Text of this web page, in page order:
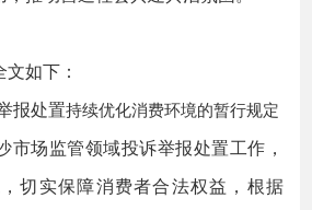
如下：
报处置持续优化消费环境的暂行规定
场监管领域投诉举报处置工作，
切实保障消费者合法权益，根据